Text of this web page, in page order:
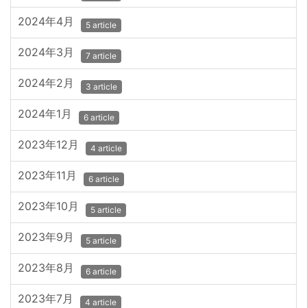
2024年4月 5 article
2024年3月 7 article
2024年2月 3 article
2024年1月 6 article
2023年12月 4 article
2023年11月 6 article
2023年10月 5 article
2023年9月 5 article
2023年8月 6 article
2023年7月 4 article